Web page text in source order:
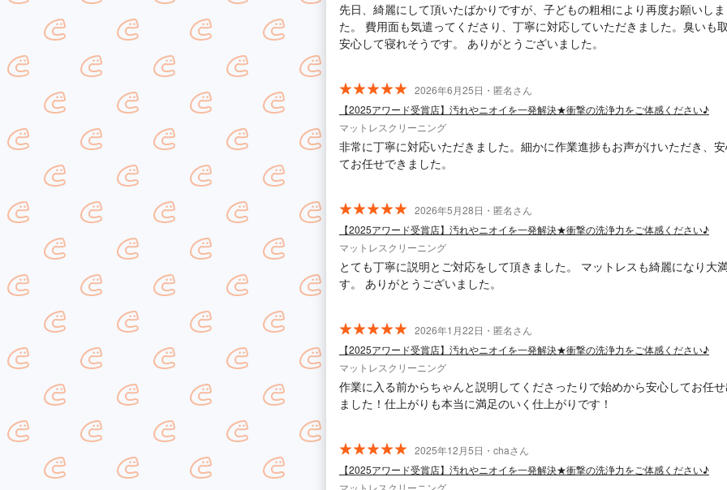
先日、綺麗にして頂いたばかりですが、子どもの粗相により再度お願いし
た。 費用面も気遣ってくださり、丁寧に対応していただきました。臭いも
安心して寝れそうです。 ありがとうございました。
2026年6月25日・匿名さん
【2025アワード受賞店】汚れやニオイを一発解決★衝撃の洗浄力をご体感ください♪
マットレスクリーニング
非常に丁寧に対応いただきました。細かに作業進捗もお声がけいただき、
てお任せできました。
2026年5月28日・匿名さん
【2025アワード受賞店】汚れやニオイを一発解決★衝撃の洗浄力をご体感ください♪
マットレスクリーニング
とても丁寧に説明とご対応をして頂きました。 マットレスも綺麗になり大
す。 ありがとうございました。
2026年1月22日・匿名さん
【2025アワード受賞店】汚れやニオイを一発解決★衝撃の洗浄力をご体感ください♪
マットレスクリーニング
作業に入る前からちゃんと説明してくださったりで始めから安心してお任
ました！仕上がりも本当に満足のいく仕上がりです！
2025年12月5日・chaさん
【2025アワード受賞店】汚れやニオイを一発解決★衝撃の洗浄力をご体感ください♪
マットレスクリーニング